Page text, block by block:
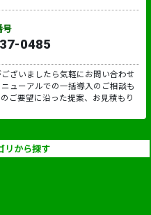
号
0485
ざいましたら気軽にお問い合わせ
ューアルでの一括導入のご相談も
ご要望に沿った提案、お見積もり
リから探す